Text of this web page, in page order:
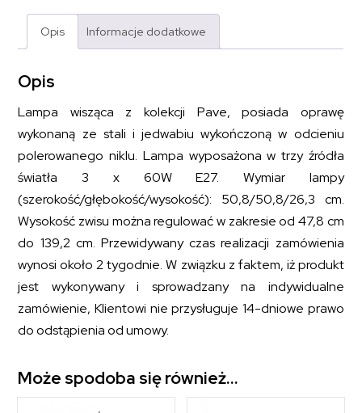
Opis Informacje dodatkowe
Opis
Lampa wisząca z kolekcji Pave, posiada oprawę
wykonaną ze stali i jedwabiu wykończoną w odcieniu
polerowanego niklu. Lampa wyposażona w trzy źródła
światła 3 x 60W E27. Wymiar lampy
(szerokość/głębokość/wysokość): 50,8/50,8/26,3 cm.
Wysokość zwisu można regulować w zakresie od 47,8 cm
do 139,2 cm. Przewidywany czas realizacji zamówienia
wynosi około 2 tygodnie. W związku z faktem, iż produkt
jest wykonywany i sprowadzany na indywidualne
zamówienie, Klientowi nie przysługuje 14-dniowe prawo
do odstąpienia od umowy.
Może spodoba się również…